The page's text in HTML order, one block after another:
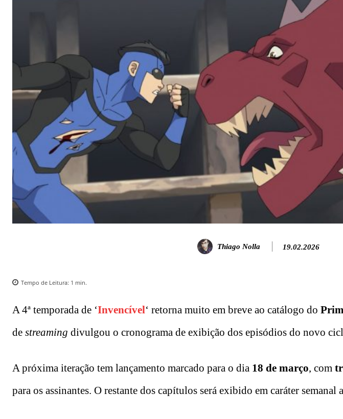
Thiago Nolla 19.02.2026
Tempo de Leitura: 1 min.
A 4ª temporada de ‘Invencível‘ retorna muito em breve ao catálogo do
de streaming divulgou o cronograma de exibição dos episódios do novo
A próxima iteração tem lançamento marcado para o dia 18 de março, com
para os assinantes. O restante dos capítulos será exibido em caráter semanal